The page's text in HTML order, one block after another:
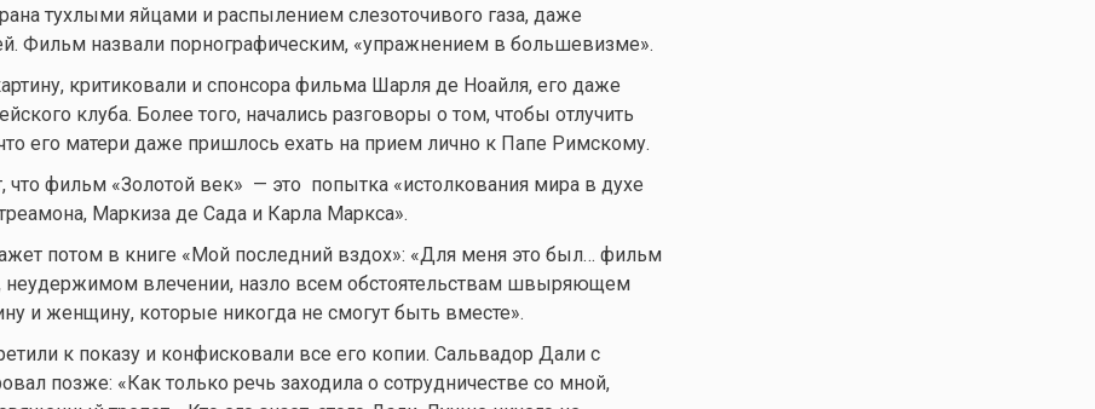
тухлыми яйцами и распылением слезоточивого газа, даже
Фильм назвали порнографическим, «упражнением в большевизме».
критиковали и спонсора фильма Шарля де Ноайля, его даже
клуба. Более того, начались разговоры о том, чтобы отлучить
его матери даже пришлось ехать на прием лично к Папе Римскому.
фильм «Золотой век» — это попытка «истолкования мира в духе
Маркиза де Сада и Карла Маркса».
потом в книге «Мой последний вздох»: «Для меня это был… фильм
неудержимом влечении, назло всем обстоятельствам швыряющем
и женщину, которые никогда не смогут быть вместе».
к показу и конфисковали все его копии. Сальвадор Дали с
позже: «Как только речь заходила о сотрудничестве со мной,